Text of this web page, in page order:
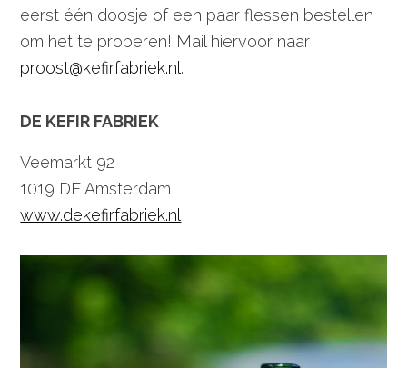
eerst één doosje of een paar flessen bestellen
om het te proberen! Mail hiervoor naar
proost@kefirfabriek.nl.
DE KEFIR FABRIEK
Veemarkt 92
1019 DE Amsterdam
www.dekefirfabriek.nl